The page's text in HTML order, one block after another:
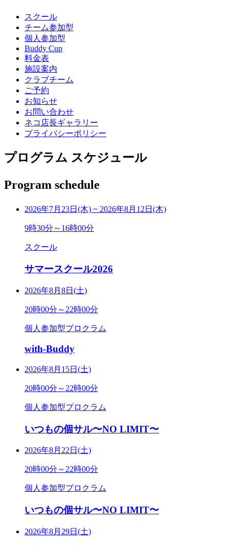
スクール
チーム参加型
個人参加型
Buddy Cup
料金表
施設案内
クラブチーム
ご予約
お知らせ
お問い合わせ
ネコ店長ギャラリー
プライバシーポリシー
プログラム スケジュール
Program schedule
2026年7月23日(木) ~ 2026年8月12日(木)
9時30分～16時00分
スクール
サマースクール2026
2026年8月8日(土)
20時00分～22時00分
個人参加型プロクラム
with-Buddy
2026年8月15日(土)
20時00分～22時00分
個人参加型プロクラム
いつもの個サル〜NO LIMIT〜
2026年8月22日(土)
20時00分～22時00分
個人参加型プロクラム
いつもの個サル〜NO LIMIT〜
2026年8月29日(土)